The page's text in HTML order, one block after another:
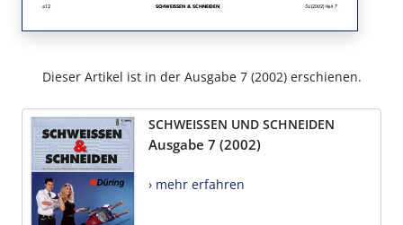
Dieser Artikel ist in der Ausgabe 7 (2002) erschienen.
SCHWEISSEN UND SCHNEIDEN
Ausgabe 7 (2002)
› mehr erfahren